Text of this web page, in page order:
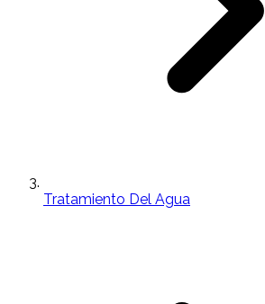
Tratamiento Del Agua